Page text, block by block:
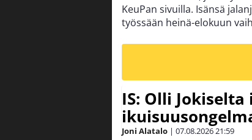
KeuPan sivuilla. Isänsä
työssään heinä-elokuun
IS: Olli
Joni Alatalo | 07.08.202621:59